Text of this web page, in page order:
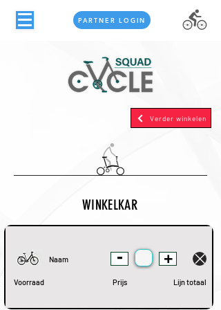
PARTNER LOGIN
Verder winkelen
WINKELKAR
Naam - +
Prijs
Voorraad Lijn totaal